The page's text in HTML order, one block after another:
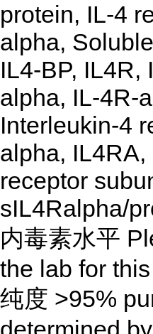
protein, IL-4
alpha,
IL4-BP, IL4R,
alpha, IL-4R-
Interleukin-4
alpha,
receptor
sIL4Ralpha/
内毒素水平
the lab for
纯度 >95%